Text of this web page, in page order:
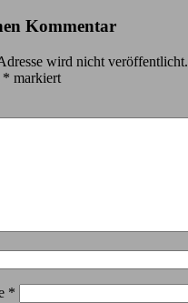
Kommentar
wird nicht veröffentlicht.
* markiert
*